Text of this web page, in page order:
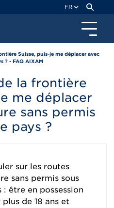
FR
Suisse, puis-je me déplacer avec
? - FAQ AIXAM
la frontière
me déplacer
sans permis
pays ?
sur les routes
sans permis sous
être en possession
de 18 ans et